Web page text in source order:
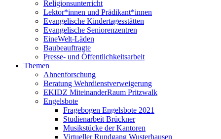
Religionsunterricht
Lektor*innen und Prädikant*innen
Evangelische Kindertagesstätten
Evangelische Seniorenzentren
EineWelt-Läden
Baubeauftragte
Presse- und Öffentlichkeitsarbeit
Themen
Ahnenforschung
Beratung Wehrdienstverweigerung
EKIDZ MiteinanderRaum Pritzwalk
Engelsbote
Fragebogen Engelsbote 2021
Studienarbeit Brückner
Musikstücke der Kantoren
Virtueller Rundgang Wusterhausen